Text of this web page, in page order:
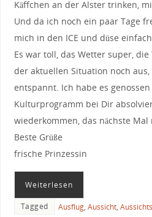
Käffchen an der Alster trinken,
Und da ich noch ein paar Tage
mich in den ICE und düse
Es war toll, das Wetter super,
der aktuellen Situation noch
entspannt. Ich habe es
Kulturprogramm bei Dir
wiederkommen, das nächste Mal
Beste Grüße
frische Prinzessin
Weiterlesen
Tagged Ausflug, Aussicht,